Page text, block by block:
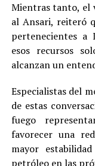
Mientras tanto, el
al Ansari, reiteró
pertenecientes a
esos recursos
alcanzan un
Especialistas del
de estas
fuego
favorecer una
mayor
petróleo en las